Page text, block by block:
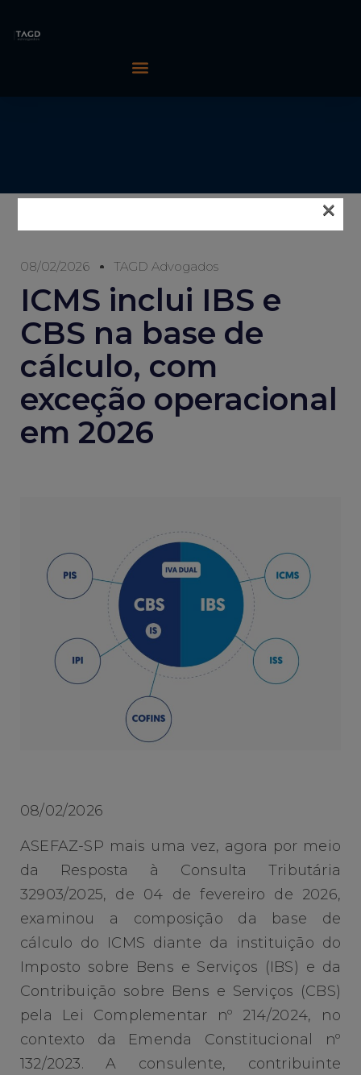
08/02/2026 TAGD Advogados
ICMS inclui IBS e
CBS na base de
cálculo, com
exceção operacional
em 2026
08/02/2026
ASEFAZ-SP mais uma vez, agora por meio
da Resposta à Consulta Tributária
32903/2025, de 04 de fevereiro de 2026,
examinou a composição da base de
cálculo do ICMS diante da instituição do
Imposto sobre Bens e Serviços (IBS) e da
Contribuição sobre Bens e Serviços (CBS)
pela Lei Complementar nº 214/2024, no
contexto da Emenda Constitucional nº
132/2023. A consulente, contribuinte
×